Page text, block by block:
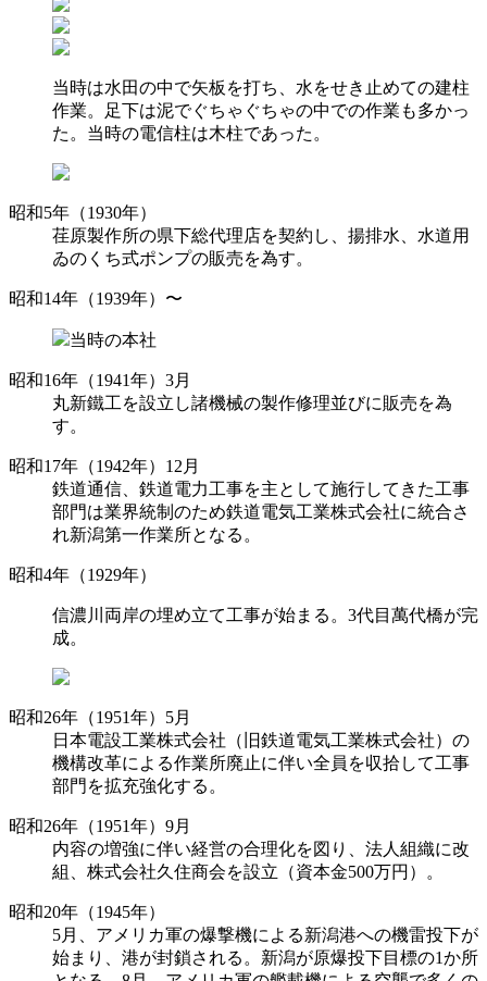
当時は水田の中で矢板を打ち、水をせき止めての建柱
作業。足下は泥でぐちゃぐちゃの中での作業も多かっ
た。当時の電信柱は木柱であった。
昭和5年（1930年）
荏原製作所の県下総代理店を契約し、揚排水、水道用
ゐのくち式ポンプの販売を為す。
昭和14年（1939年）〜
当時の本社
昭和16年（1941年）3月
丸新鐵工を設立し諸機械の製作修理並びに販売を為
す。
昭和17年（1942年）12月
鉄道通信、鉄道電力工事を主として施行してきた工事
部門は業界統制のため鉄道電気工業株式会社に統合さ
れ新潟第一作業所となる。
昭和4年（1929年）
信濃川両岸の埋め立て工事が始まる。3代目萬代橋が完
成。
昭和26年（1951年）5月
日本電設工業株式会社（旧鉄道電気工業株式会社）の
機構改革による作業所廃止に伴い全員を収拾して工事
部門を拡充強化する。
昭和26年（1951年）9月
内容の増強に伴い経営の合理化を図り、法人組織に改
組、株式会社久住商会を設立（資本金500万円）。
昭和20年（1945年）
5月、アメリカ軍の爆撃機による新潟港への機雷投下が
始まり、港が封鎖される。新潟が原爆投下目標の1か所